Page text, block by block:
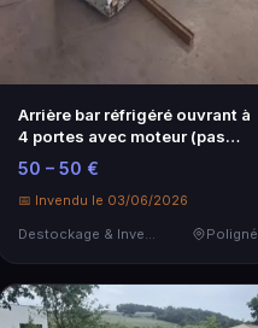
Arrière bar réfrigéré ouvrant à
4 portes avec moteur (pas
en…
50 – 50 €
📅 Invendu le 03/06/2026
Poligné